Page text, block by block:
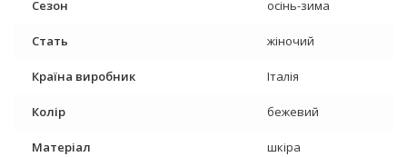
Сезон осінь-зима
Стать жіночий
Країна виробник Італія
Колір бежевий
Матеріал шкіра